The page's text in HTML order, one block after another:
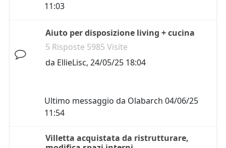
11:03
Aiuto per disposizione living + cucina
5 Risposte 5985 Visite
da EllieLisc, 24/05/25 18:04
Ultimo messaggio da Olabarch 04/06/25
11:54
Villetta acquistata da ristrutturare,